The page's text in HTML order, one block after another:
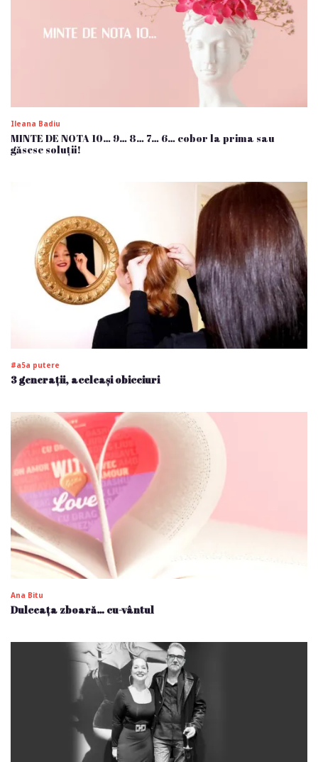
Ileana Badiu
MINTE DE NOTA 10… 9… 8… 7… 6… cobor la prima sau
găsesc soluții!
#a5a putere
3 generații, aceleași obiceiuri
Ana Bitu
Dulceața zboară… cu-vântul